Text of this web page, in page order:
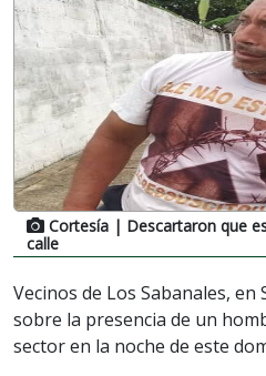
Cortesía | Descartaron que
calle
Vecinos de Los Sabanales,
sobre la presencia de un
sector en la noche de este